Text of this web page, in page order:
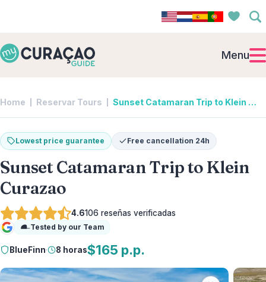
Menu
Home Reservar Tours Sunset Catamaran Trip to Klein Curazao | BlueFinn
Lowest price guarantee Free cancellation 24h
Sunset Catamaran Trip to Klein
Curazao
4.6106 reseñas verificadas
Google
Tested by our Team
BlueFinn· 8 horas$165 p.p.